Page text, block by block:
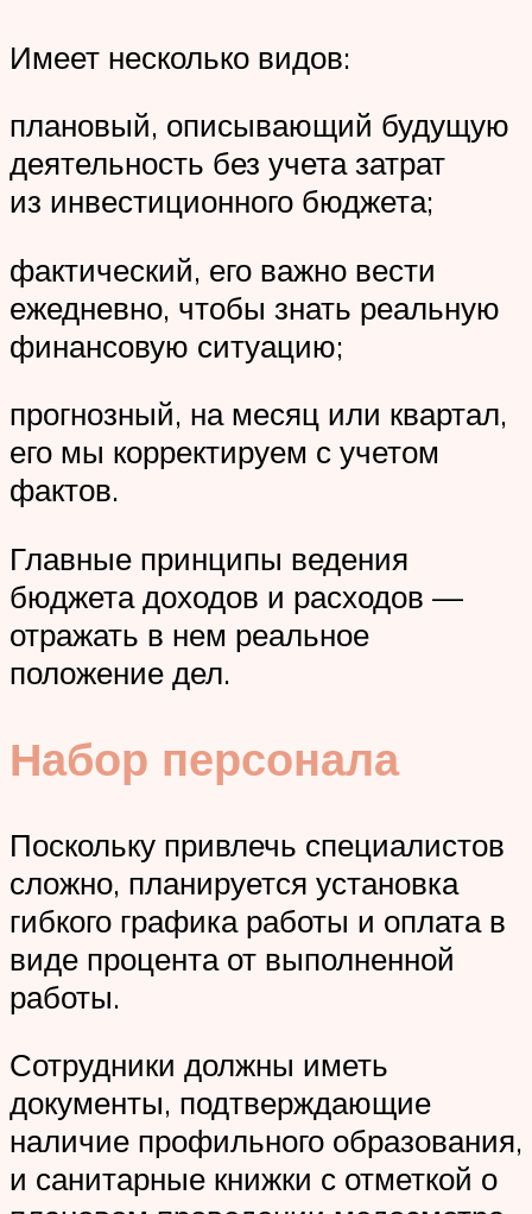
Имеет несколько видов:
плановый, описывающий будущую
деятельность без учета затрат
из инвестиционного бюджета;
фактический, его важно вести
ежедневно, чтобы знать реальную
финансовую ситуацию;
прогнозный, на месяц или квартал,
его мы корректируем с учетом
фактов.
Главные принципы ведения
бюджета доходов и расходов —
отражать в нем реальное
положение дел.
Набор персонала
Поскольку привлечь специалистов
сложно, планируется установка
гибкого графика работы и оплата в
виде процента от выполненной
работы.
Сотрудники должны иметь
документы, подтверждающие
наличие профильного образования,
и санитарные книжки с отметкой о